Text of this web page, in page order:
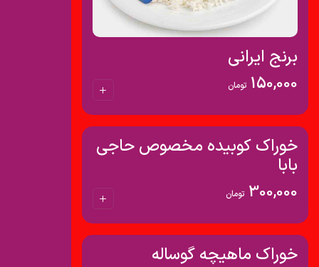
برنج ایرانی
150,000 تومان
خوراک کوبیده مخصوص حاجی
بابا
300,000 تومان
خوراک ماهیچه گوساله